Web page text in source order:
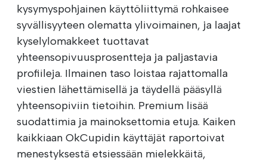
kysymyspohjainen käyttöliittymä rohkaisee
syvällisyyteen olematta ylivoimainen, ja laajat
kyselylomakkeet tuottavat
yhteensopivuusprosentteja ja paljastavia
profiileja. Ilmainen taso loistaa rajattomalla
viestien lähettämisellä ja täydellä pääsyllä
yhteensopiviin tietoihin. Premium lisää
suodattimia ja mainoksettomia etuja. Kaiken
kaikkiaan OkCupidin käyttäjät raportoivat
menestyksestä etsiessään mielekkäitä,